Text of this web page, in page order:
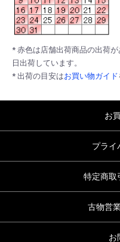
* 赤色は店舗出荷商品の出荷
日出荷しています。
* 出荷の目安はお買い物ガイド
お
プライ
特定商取
古物営
お